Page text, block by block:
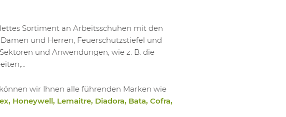
Sortiment an Arbeitsschuhen mit den
und Herren, Feuerschutzstiefel und
und Anwendungen, wie z. B. die
wir Ihnen alle führenden Marken wie
Honeywell, Lemaitre, Diadora, Bata, Cofra,